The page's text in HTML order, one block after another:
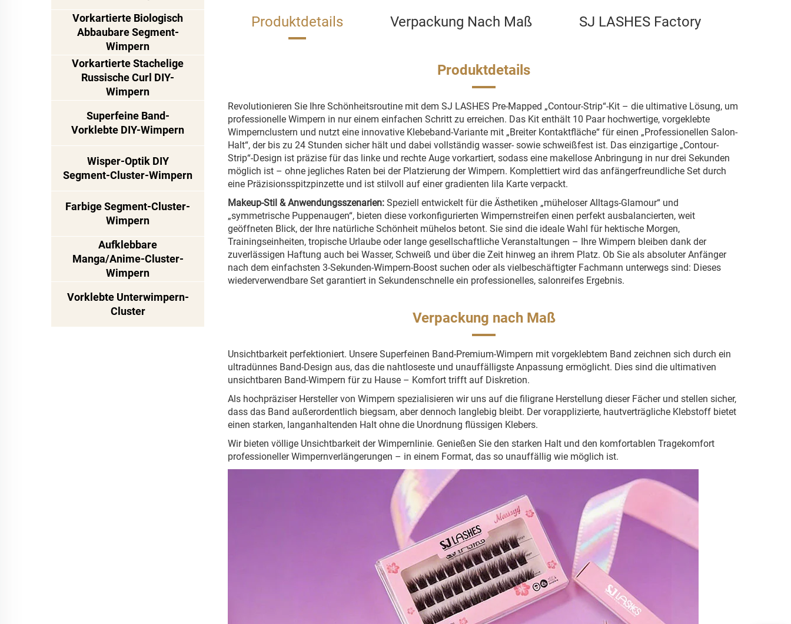
Vorkartierte Biologisch
Abbaubare Segment-
Wimpern
Vorkartierte Stachelige
Russische Curl DIY-
Wimpern
Superfeine Band-
Vorklebte DIY-Wimpern
Wisper-Optik DIY
Segment-Cluster-Wimpern
Farbige Segment-Cluster-
Wimpern
Aufklebbare
Manga/Anime-Cluster-
Wimpern
Vorklebte Unterwimpern-
Cluster
Produktdetails Verpackung Nach Maß SJ LASHES Factory
Produktdetails
Revolutionieren Sie Ihre Schönheitsroutine mit dem SJ LASHES Pre-Mapped „Contour-Strip“-Kit – die ultimative Lösung, um
professionelle Wimpern in nur einem einfachen Schritt zu erreichen. Das Kit enthält 10 Paar hochwertige, vorgeklebte
Wimpernclustern und nutzt eine innovative Klebeband-Variante mit „Breiter Kontaktfläche“ für einen „Professionellen Salon-
Halt“, der bis zu 24 Stunden sicher hält und dabei vollständig wasser- sowie schweißfest ist. Das einzigartige „Contour-
Strip“-Design ist präzise für das linke und rechte Auge vorkartiert, sodass eine makellose Anbringung in nur drei Sekunden
möglich ist – ohne jegliches Raten bei der Platzierung der Wimpern. Komplettiert wird das anfängerfreundliche Set durch
eine Präzisionsspitzpinzette und ist stilvoll auf einer gradienten lila Karte verpackt.
Makeup-Stil & Anwendungsszenarien: Speziell entwickelt für die Ästhetiken „müheloser Alltags-Glamour“ und
„symmetrische Puppenaugen“, bieten diese vorkonfigurierten Wimpernstreifen einen perfekt ausbalancierten, weit
geöffneten Blick, der Ihre natürliche Schönheit mühelos betont. Sie sind die ideale Wahl für hektische Morgen,
Trainingseinheiten, tropische Urlaube oder lange gesellschaftliche Veranstaltungen – Ihre Wimpern bleiben dank der
zuverlässigen Haftung auch bei Wasser, Schweiß und über die Zeit hinweg an ihrem Platz. Ob Sie als absoluter Anfänger
nach dem einfachsten 3-Sekunden-Wimpern-Boost suchen oder als vielbeschäftigter Fachmann unterwegs sind: Dieses
wiederverwendbare Set garantiert in Sekundenschnelle ein professionelles, salonreifes Ergebnis.
Verpackung nach Maß
Unsichtbarkeit perfektioniert. Unsere Superfeinen Band-Premium-Wimpern mit vorgeklebtem Band zeichnen sich durch ein
ultradünnes Band-Design aus, das die nahtloseste und unauffälligste Anpassung ermöglicht. Dies sind die ultimativen
unsichtbaren Band-Wimpern für zu Hause – Komfort trifft auf Diskretion.
Als hochpräziser Hersteller von Wimpern spezialisieren wir uns auf die filigrane Herstellung dieser Fächer und stellen sicher,
dass das Band außerordentlich biegsam, aber dennoch langlebig bleibt. Der vorapplizierte, hautverträgliche Klebstoff bietet
einen starken, langanhaltenden Halt ohne die Unordnung flüssigen Klebers.
Wir bieten völlige Unsichtbarkeit der Wimpernlinie. Genießen Sie den starken Halt und den komfortablen Tragekomfort
professioneller Wimpernverlängerungen – in einem Format, das so unauffällig wie möglich ist.